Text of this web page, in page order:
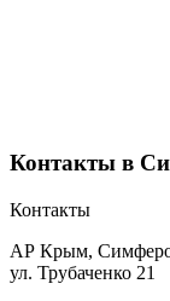
Контакты в
Контакты
АР Крым,
ул. Трубаченко 21